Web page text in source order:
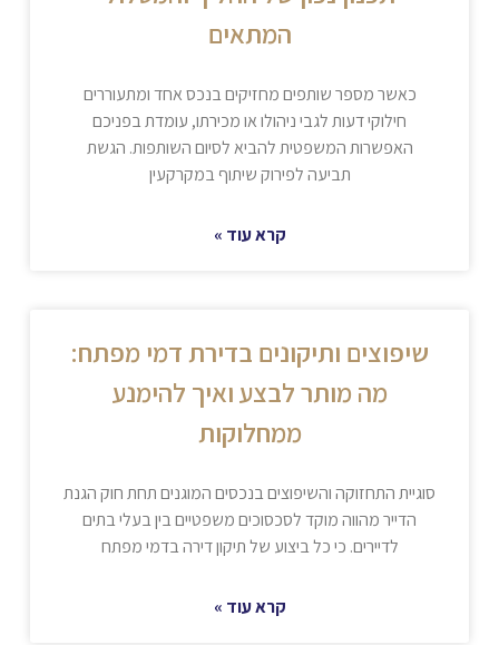
המתאים
כאשר מספר שותפים מחזיקים בנכס אחד ומתעוררים
חילוקי דעות לגבי ניהולו או מכירתו, עומדת בפניכם
האפשרות המשפטית להביא לסיום השותפות. הגשת
תביעה לפירוק שיתוף במקרקעין
קרא עוד »
שיפוצים ותיקונים בדירת דמי מפתח:
מה מותר לבצע ואיך להימנע
ממחלוקות
סוגיית התחזוקה והשיפוצים בנכסים המוגנים תחת חוק הגנת
הדייר מהווה מוקד לסכסוכים משפטיים בין בעלי בתים
לדיירים. כי כל ביצוע של תיקון דירה בדמי מפתח
קרא עוד »